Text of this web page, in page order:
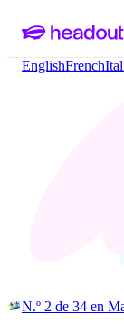
EnglishFrench
N.º 2 de 34 en